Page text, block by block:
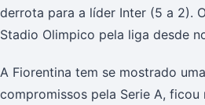
derrota para a líder Inter (5 a 2).
Stadio Olimpico pela liga desde
A Fiorentina tem se mostrado
compromissos pela Serie A,